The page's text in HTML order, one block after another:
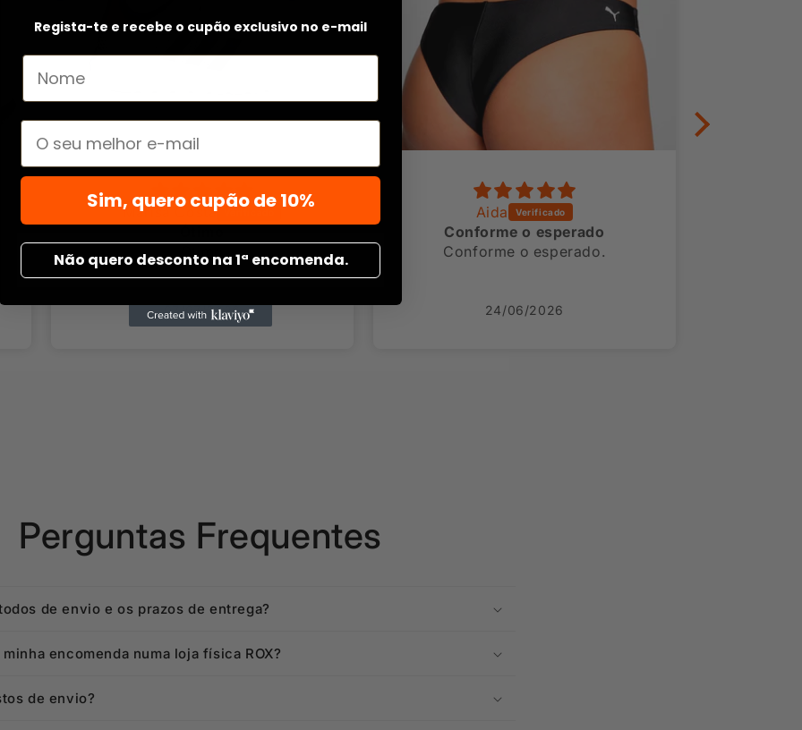
Marisa Costa
Ótimo
07/07/2026
Aida
Conforme o esperado
Conforme o esperado.
24/06/2026
Perguntas Frequentes
de envio e os prazos de entrega?
encomenda numa loja física ROX?
de envio?
Regista-te e recebe o cupão exclusivo no e-mail
Email
Sim, quero cupão de 10%
Não quero desconto na 1ª encomenda.